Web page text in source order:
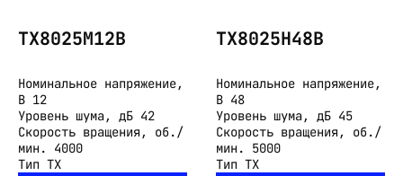
TX8025M12B
Номинальное напряжение,
В 12
Уровень шума, дБ 42
Скорость вращения, об./
мин.
4000
Тип TX
TX8025H48B
Номинальное напряжение,
В 48
Уровень шума, дБ 45
Скорость вращения, об./
мин.
5000
Тип TX